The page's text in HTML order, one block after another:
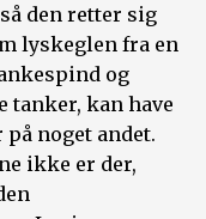
den retter sig
lyskeglen fra en
og
tanker, kan have
noget andet.
ikke er der,